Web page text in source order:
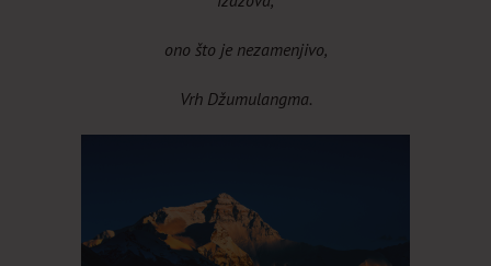
ono što je nezamenjivo,
Vrh Džumulangma.